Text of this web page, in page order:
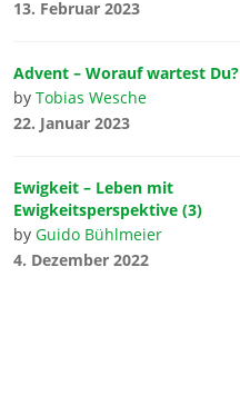
13. Februar 2023
Advent – Worauf wartest Du?
by Tobias Wesche
22. Januar 2023
Ewigkeit – Leben mit
Ewigkeitsperspektive (3)
by Guido Bühlmeier
4. Dezember 2022